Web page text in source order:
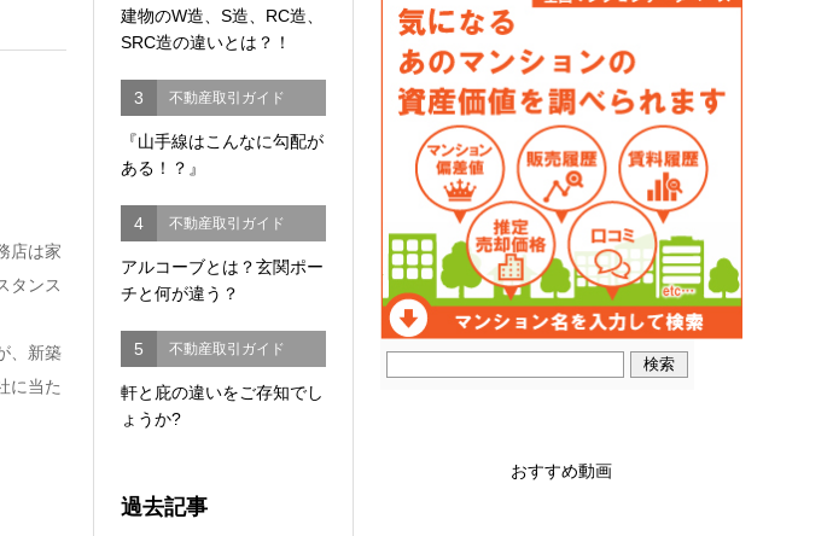
店は家
タンス
、新築
に当た
建物のW造、S造、RC造、
SRC造の違いとは？！
3 不動産取引ガイド
『山手線はこんなに勾配が
ある！？』
4 不動産取引ガイド
アルコーブとは？玄関ポー
チと何が違う？
5 不動産取引ガイド
軒と庇の違いをご存知でし
ょうか?
過去記事
おすすめ動画